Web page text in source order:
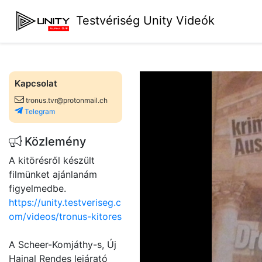
Testvériség Unity Videók
Kapcsolat
tronus.tvr@protonmail.ch
Telegram
Közlemény
A kitörésről készült
filmünket ajánlanám
figyelmedbe.
https://unity.testveriseg.c
om/videos/tronus-kitores
A Scheer-Komjáthy-s, Új
Hajnal Rendes lejárató